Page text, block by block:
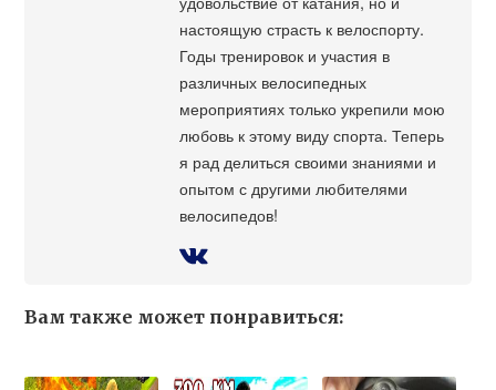
настоящую страсть к велоспорту.
Годы тренировок и участия в
различных велосипедных
мероприятиях только укрепили мою
любовь к этому виду спорта. Теперь
я рад делиться своими знаниями и
опытом с другими любителями
велосипедов!
Вам также может понравиться: